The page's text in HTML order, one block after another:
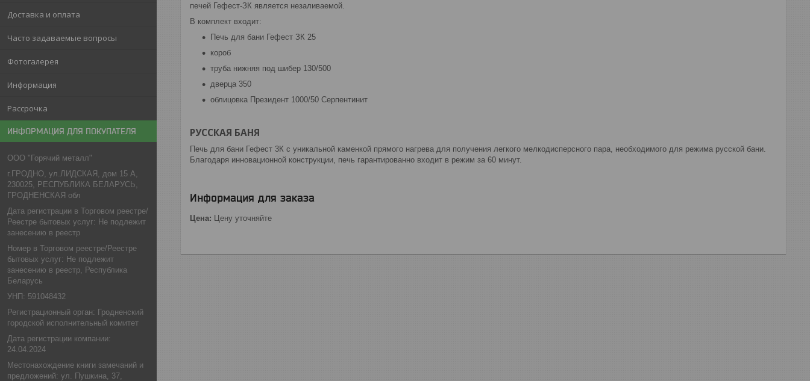
Доставка и оплата
Часто задаваемые вопросы
Фотогалерея
Информация
Рассрочка
ИНФОРМАЦИЯ ДЛЯ ПОКУПАТЕЛЯ
ООО "Горячий металл"
г.ГРОДНО, ул.ЛИДСКАЯ, дом 15 А,
230025, РЕСПУБЛИКА БЕЛАРУСЬ,
ГРОДНЕНСКАЯ обл
Дата регистрации в Торговом реестре/
Реестре бытовых услуг: Не подлежит
занесению в реестр
Номер в Торговом реестре/Реестре
бытовых услуг: Не подлежит
занесению в реестр, Республика
Беларусь
УНП: 591048432
Регистрационный орган: Гродненский
городской исполнительный комитет
Дата регистрации компании:
24.04.2024
Местонахождение книги замечаний и
предложений: ул. Пушкина, 37,
печей Гефест-ЗК является незаливаемой.
В комплект входит:
Печь для бани Гефест ЗК 25
короб
труба нижняя под шибер 130/500
дверца 350
облицовка Президент 1000/50 Серпентинит
РУССКАЯ БАНЯ
Печь для бани Гефест 3К с уникальной каменкой прямого нагрева для получения легкого мелкодисперсного пара, необходимого для режима русской бани.
Благодаря инновационной конструкции, печь гарантированно входит в режим за 60 минут.
Информация для заказа
Цена: Цену уточняйте